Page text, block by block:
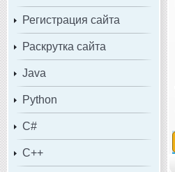
Регистрация сайта
Раскрутка сайта
Java
Python
C#
C++